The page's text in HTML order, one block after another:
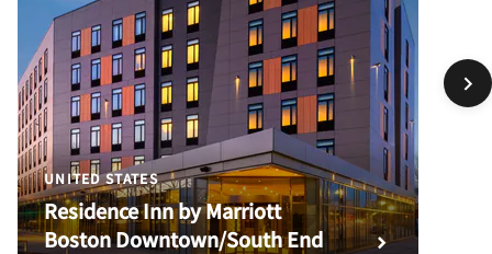
UNITED STATES
Residence Inn by Marriott
Boston Downtown/South End